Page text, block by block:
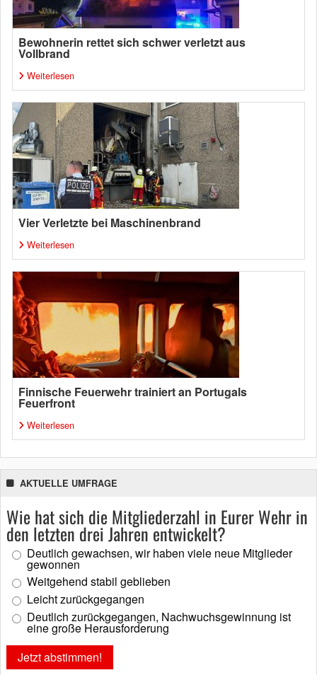
Bewohnerin rettet sich schwer verletzt aus
Vollbrand
Weiterlesen
Vier Verletzte bei Maschinenbrand
Weiterlesen
Finnische Feuerwehr trainiert an Portugals
Feuerfront
Weiterlesen
AKTUELLE UMFRAGE
Wie hat sich die Mitgliederzahl in Eurer Wehr in
den letzten drei Jahren entwickelt?
Deutlich gewachsen, wir haben viele neue Mitglieder
gewonnen
Weitgehend stabil geblieben
Leicht zurückgegangen
Deutlich zurückgegangen, Nachwuchsgewinnung ist
eine große Herausforderung